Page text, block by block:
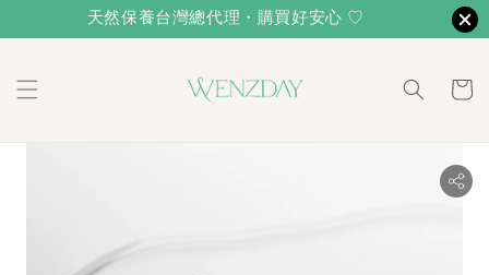
天然保養台灣總代理・購買好安心 ♡